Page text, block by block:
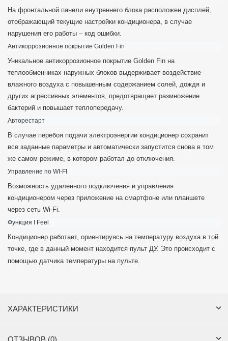
На фронтальной панели внутреннего блока расположен дисплей,
отображающий текущие настройки кондиционера, в случае
нарушения его работы – код ошибки.
Антикоррозионное покрытие Golden Fin
Уникальное антикоррозионное покрытие Golden Fin на
теплообменниках наружных блоков выдерживает воздействие
влажного воздуха с повышенным содержанием солей, дождя и
других агрессивных элементов, предотвращает размножение
бактерий и повышает теплопередачу.
Авторестарт
В случае перебоя подачи электроэнергии кондиционер сохранит
все заданные параметры и автоматически запустится снова в том
же самом режиме, в котором работал до отключения.
Управление по WI-FI
Возможность удаленного подключения и управления
кондиционером через приложение на смартфоне или планшете
через сеть Wi-Fi.
Функция I Feel
Кондиционер работает, ориентируясь на температуру воздуха в той
точке, где в данный момент находится пульт ДУ. Это происходит с
помощью датчика температуры на пульте.
ХАРАКТЕРИСТИКИ
ОТЗЫВОВ (0)